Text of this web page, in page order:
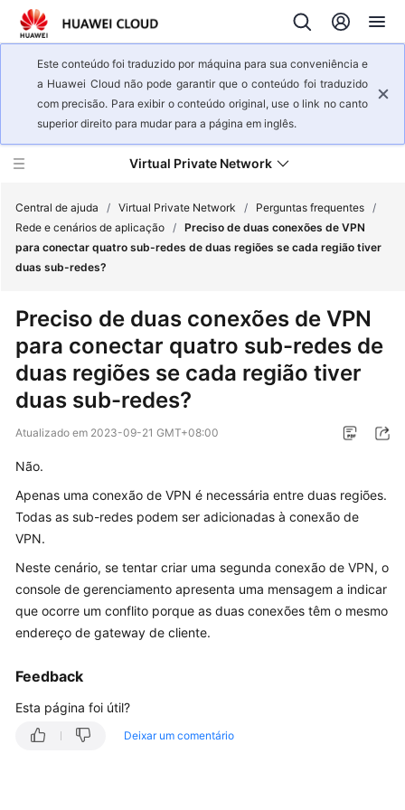
Este conteúdo foi traduzido por máquina para sua conveniência e
a Huawei Cloud não pode garantir que o conteúdo foi traduzido
com precisão. Para exibir o conteúdo original, use o link no canto
superior direito para mudar para a página em inglês.
Virtual Private Network
Visão
serviço
Primeiros
passos
Guia
usuário
Perguntas
Perguntas
populares
Consultoria
e
cenários
Central de ajuda / Virtual Private Network / Perguntas frequentes /
Rede e cenários de aplicação / Preciso de duas conexões de VPN
para conectar quatro sub-redes de duas regiões se cada região tiver
duas sub-redes?
Preciso de duas conexões de VPN
para conectar quatro sub-redes de
duas regiões se cada região tiver
duas sub-redes?
Atualizado em 2023-09-21 GMT+08:00
Não.
Apenas uma conexão de VPN é necessária entre duas regiões.
Todas as sub-redes podem ser adicionadas à conexão de
VPN.
Neste cenário, se tentar criar uma segunda conexão de VPN, o
console de gerenciamento apresenta uma mensagem a indicar
que ocorre um conflito porque as duas conexões têm o mesmo
endereço de gateway de cliente.
Feedback
Esta página foi útil?
Deixar um comentário